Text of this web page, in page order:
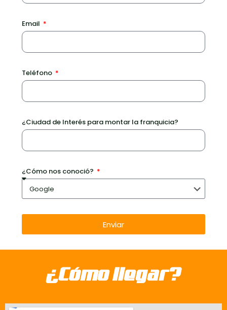
Email
Teléfono
¿Ciudad de Interés para montar la franquicia?
¿Cómo nos conoció?
Enviar
¿Cómo llegar?